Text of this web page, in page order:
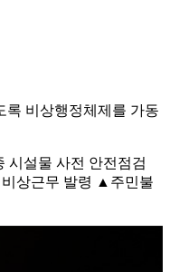
록 비상행정체제를 가동
시설물 사전 안전점검
비상근무 발령 ▲주민불